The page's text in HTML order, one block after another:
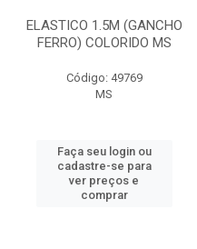
ELASTICO 1.5M (GANCHO
FERRO) COLORIDO MS
Código: 49769
MS
Faça seu login ou
cadastre-se para
ver preços e
comprar